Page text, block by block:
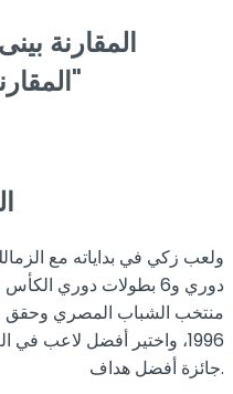
المقارنة بين ميسي وكريستبانو"
منتخب الشباب المصري وحقق
جائزة أفضل هداف.